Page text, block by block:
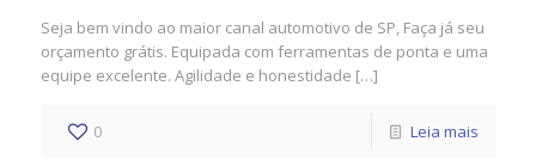
Seja bem vindo ao maior canal automotivo de SP, Faça já seu
orçamento grátis. Equipada com ferramentas de ponta e uma
equipe excelente. Agilidade e honestidade […]
0 Leia mais